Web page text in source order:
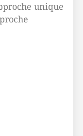
unique